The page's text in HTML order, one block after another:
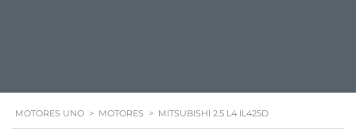
MOTORES UNO > MOTORES > MITSUBISHI 2.5 L4 IL425D